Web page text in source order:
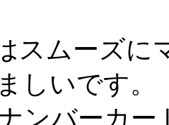
スムーズ
しいです。
ンバーカー